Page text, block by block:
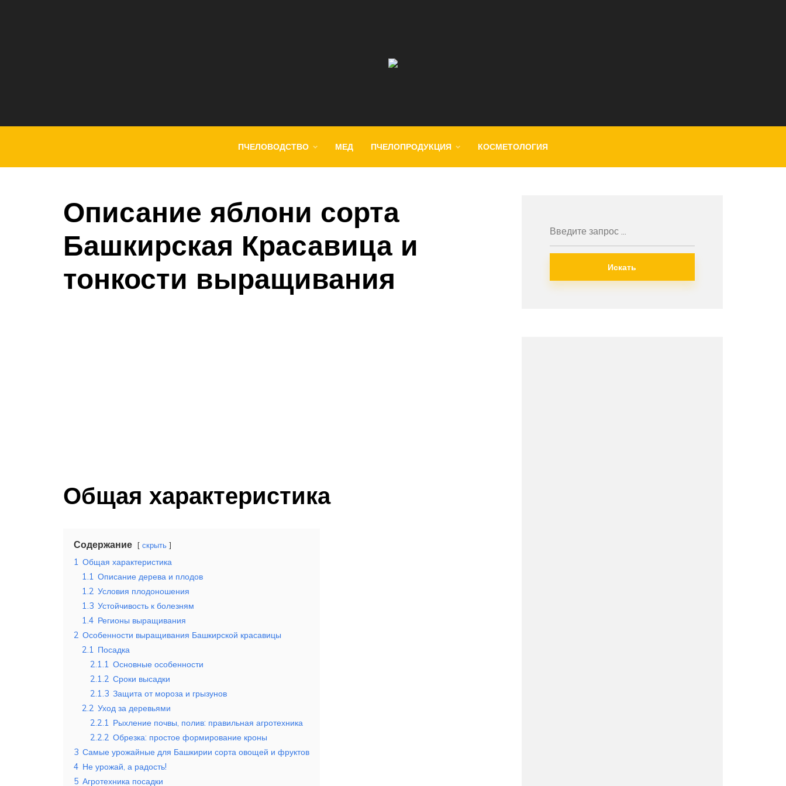
ПЧЕЛОВОДСТВО МЕД ПЧЕЛОПРОДУКЦИЯ КОСМЕТОЛОГИЯ
Описание яблони сорта
Башкирская Красавица и
тонкости выращивания
Общая характеристика
Содержание скрыть
1 Общая характеристика
1.1 Описание дерева и плодов
1.2 Условия плодоношения
1.3 Устойчивость к болезням
1.4 Регионы выращивания
2 Особенности выращивания Башкирской красавицы
2.1 Посадка
2.1.1 Основные особенности
2.1.2 Сроки высадки
2.1.3 Защита от мороза и грызунов
2.2 Уход за деревьями
2.2.1 Рыхление почвы, полив: правильная агротехника
2.2.2 Обрезка: простое формирование кроны
3 Самые урожайные для Башкирии сорта овощей и фруктов
4 Не урожай, а радость!
5 Агротехника посадки
Искать